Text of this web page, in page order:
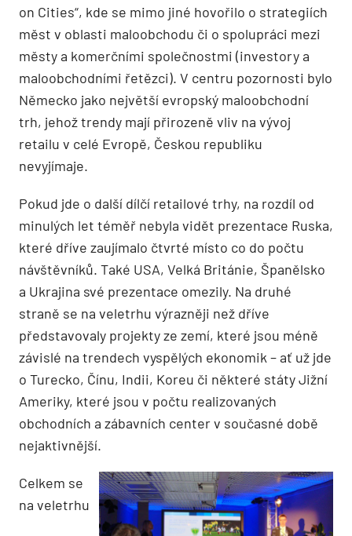
on Cities“, kde se mimo jiné hovořilo o strategiích
měst v oblasti maloobchodu či o spolupráci mezi
městy a komerčními společnostmi (investory a
maloobchodními řetězci). V centru pozornosti bylo
Německo jako největší evropský maloobchodní
trh, jehož trendy mají přirozeně vliv na vývoj
retailu v celé Evropě, Českou republiku
nevyjímaje.
Pokud jde o další dílčí retailové trhy, na rozdíl od
minulých let téměř nebyla vidět prezentace Ruska,
které dříve zaujímalo čtvrté místo co do počtu
návštěvníků. Také USA, Velká Británie, Španělsko
a Ukrajina své prezentace omezily. Na druhé
straně se na veletrhu výrazněji než dříve
představovaly projekty ze zemí, které jsou méně
závislé na trendech vyspělých ekonomik – ať už jde
o Turecko, Čínu, Indii, Koreu či některé státy Jižní
Ameriky, které jsou v počtu realizovaných
obchodních a zábavních center v současné době
nejaktivnější.
Celkem se
na veletrhu